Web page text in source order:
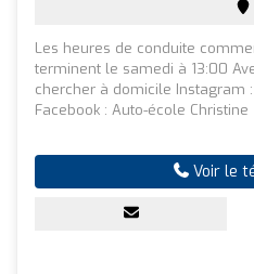
Les heures de conduite
terminent le samedi à 13:00
chercher à domicile Instagram
Facebook : Auto-école Christine
Voir le